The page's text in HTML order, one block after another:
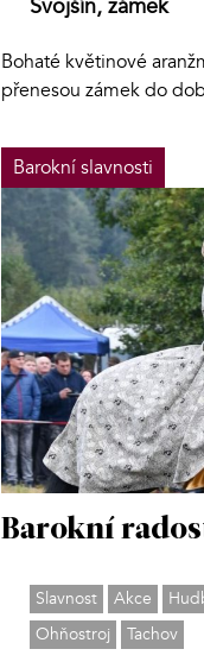
Svojšín, zámek
Bohaté květinové
přenesou zámek do
Barokní slavnosti
Barokní
Slavnost Akce
Ohňostroj
Tachov